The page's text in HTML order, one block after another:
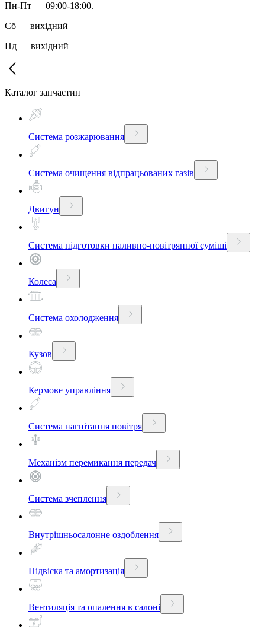
Пн-Пт — 09:00-18:00.
Сб — вихідний
Нд — вихідний
Каталог запчастин
Система розжарювання
Система очищення відпрацьованих газів
Двигун
Система підготовки паливно-повітрянної суміші
Колеса
Система охолодження
Кузов
Кермове управління
Система нагнітання повітря
Механізм перемикання передач
Система зчеплення
Внутрішньосалонне оздоблення
Підвіска та амортизація
Вентиляція та опалення в салоні